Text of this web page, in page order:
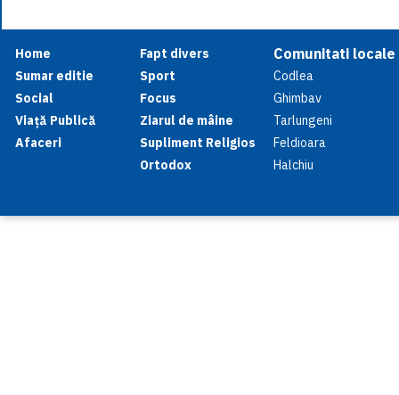
Home
Sumar editie
Social
Viață Publică
Afaceri
Fapt divers
Sport
Focus
Ziarul de mâine
Supliment Religios
Ortodox
Comunitati locale
Codlea
Ghimbav
Tarlungeni
Feldioara
Halchiu